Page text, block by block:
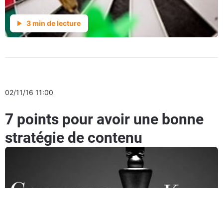
3 min de lecture
02/11/16 11:00
7 points pour avoir une bonne
stratégie de contenu